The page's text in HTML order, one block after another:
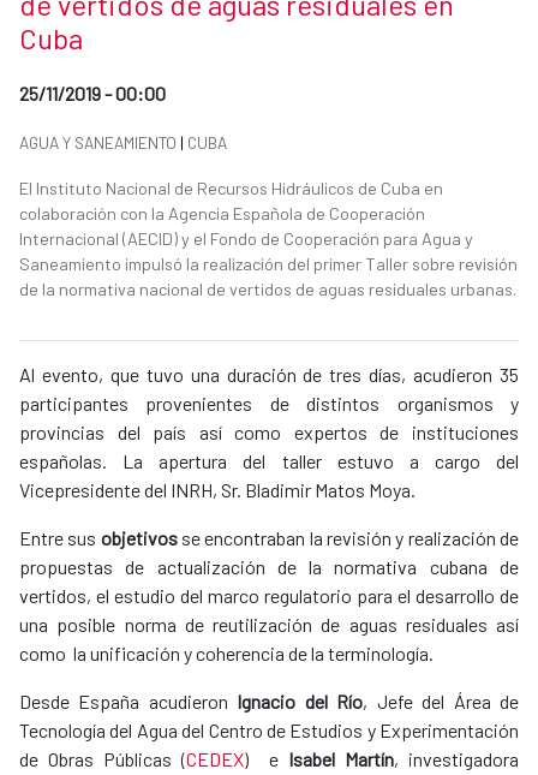
Cuba
Date of publication of the news item
25/11/2019 - 00:00
News categories
AGUA Y SANEAMIENTO | CUBA
Summary of the news
El Instituto Nacional de Recursos Hidráulicos de Cuba en
colaboración con la Agencia Española de Cooperación
Internacional (AECID) y el Fondo de Cooperación para Agua y
Saneamiento impulsó la realización del primer Taller sobre revisión
de la normativa nacional de vertidos de aguas residuales urbanas.
News content
Al evento, que tuvo una duración de tres días, acudieron 35
participantes provenientes de distintos organismos y
provincias del país así como expertos de instituciones
españolas. La apertura del taller estuvo a cargo del
Vicepresidente del INRH, Sr. Bladimir Matos Moya.
Entre sus objetivosse encontraban la revisión y realización de
propuestas de actualización de la normativa cubana de
vertidos, el estudio del marco regulatorio para el desarrollo de
una posible norma de reutilización de aguas residuales así
como la unificación y coherencia de la terminología.
Desde España acudieron Ignacio del Río, Jefe del Área de
Tecnología del Agua del Centro de Estudios y Experimentación
de Obras Públicas (CEDEX) e Isabel Martín, investigadora